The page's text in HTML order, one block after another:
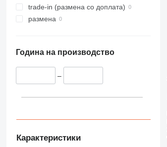
336
340
350
365
420
8025
8026
8045
8050
8080
trade-in (размена со доплата)
размена
Година на производство
–
Карактеристики